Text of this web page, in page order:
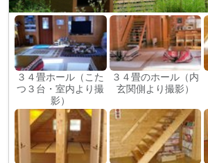
３４畳ホール（こた
つ３台・室内より撮
影）
３４畳のホール（内
玄関側より撮影）